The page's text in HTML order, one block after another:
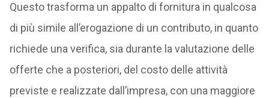
Questo trasforma un appalto di fornitura in qualcosa
di più simile all’erogazione di un contributo, in quanto
richiede una verifica, sia durante la valutazione delle
offerte che a posteriori, del costo delle attività
previste e realizzate dall’impresa, con una maggiore